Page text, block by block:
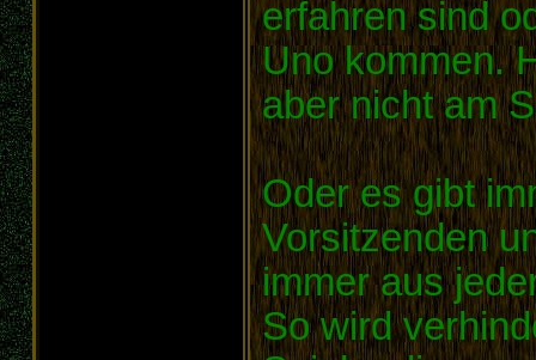
erfahren sind
Uno kommen.
aber nicht am
Oder es gibt
Vorsitzenden
immer aus
So wird